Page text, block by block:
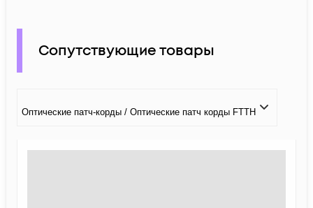
Сопутствующие товары
Оптические патч-корды / Оптические патч корды FTTH